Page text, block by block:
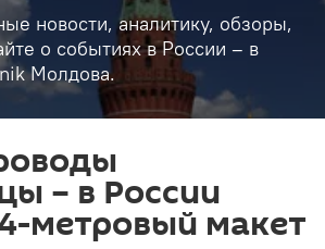
новости, аналитику, обзоры,
о событиях в России – в
Молдова.
– в России
метровый макет